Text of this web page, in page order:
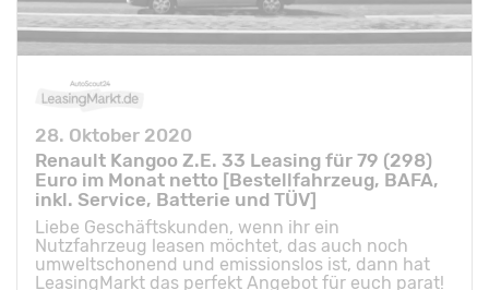
28. Oktober 2020
Renault Kangoo Z.E. 33 Leasing für 79 (298)
Euro im Monat netto [Bestellfahrzeug, BAFA,
inkl. Service, Batterie und TÜV]
Liebe Geschäftskunden, wenn ihr ein
Nutzfahrzeug leasen möchtet, das auch noch
umweltschonend und emissionslos ist, dann hat
LeasingMarkt das perfekt Angebot für euch parat!